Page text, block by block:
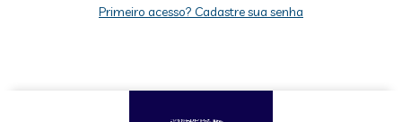
Primeiro acesso? Cadastre sua senha